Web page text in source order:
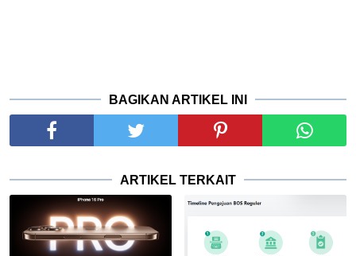
BAGIKAN ARTIKEL INI
ARTIKEL TERKAIT